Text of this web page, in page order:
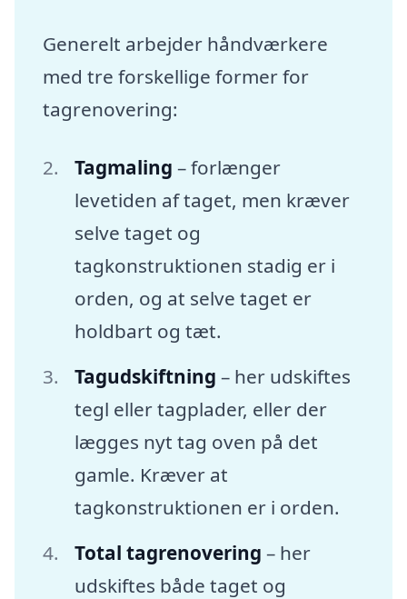
Generelt arbejder håndværkere
med tre forskellige former for
tagrenovering:
Tagmaling – forlænger
levetiden af taget, men kræver
selve taget og
tagkonstruktionen stadig er i
orden, og at selve taget er
holdbart og tæt.
Tagudskiftning – her udskiftes
tegl eller tagplader, eller der
lægges nyt tag oven på det
gamle. Kræver at
tagkonstruktionen er i orden.
Total tagrenovering – her
udskiftes både taget og